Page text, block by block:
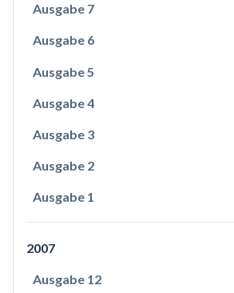
Ausgabe 7
Ausgabe 6
Ausgabe 5
Ausgabe 4
Ausgabe 3
Ausgabe 2
Ausgabe 1
2007
Ausgabe 12